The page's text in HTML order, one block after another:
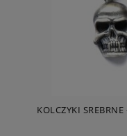
KOLCZYKI